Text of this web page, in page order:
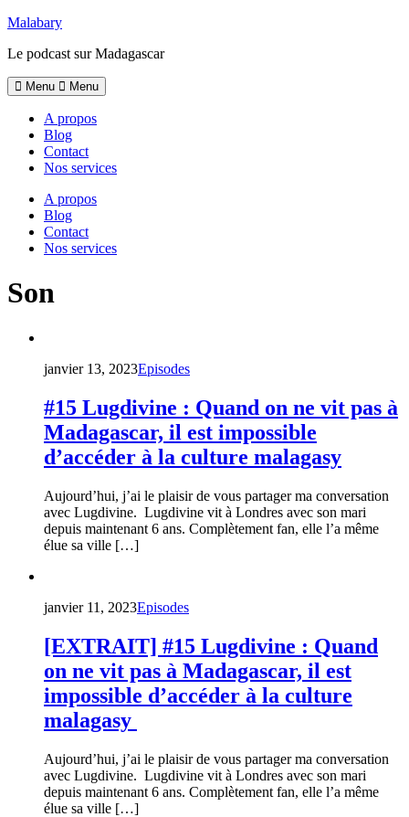
Skip
content
Malabary
Le podcast sur Madagascar
Menu Menu
A propos
Blog
Contact
Nos services
A propos
Blog
Contact
Nos services
Son
janvier 13, 2023Episodes
#15 Lugdivine : Quand on ne vit pas à
Madagascar, il est impossible
d’accéder à la culture malagasy
Aujourd’hui, j’ai le plaisir de vous partager ma conversation
avec Lugdivine. Lugdivine vit à Londres avec son mari
depuis maintenant 6 ans. Complètement fan, elle l’a même
élue sa ville […]
janvier 11, 2023Episodes
[EXTRAIT] #15 Lugdivine : Quand
on ne vit pas à Madagascar, il est
impossible d’accéder à la culture
malagasy
Aujourd’hui, j’ai le plaisir de vous partager ma conversation
avec Lugdivine. Lugdivine vit à Londres avec son mari
depuis maintenant 6 ans. Complètement fan, elle l’a même
élue sa ville […]